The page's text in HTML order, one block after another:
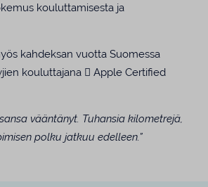
kouluttamisesta ja
kahdeksan vuotta Suomessa
kouluttajana  Apple Certified
vääntänyt. Tuhansia kilometrejä,
polku jatkuu edelleen.”